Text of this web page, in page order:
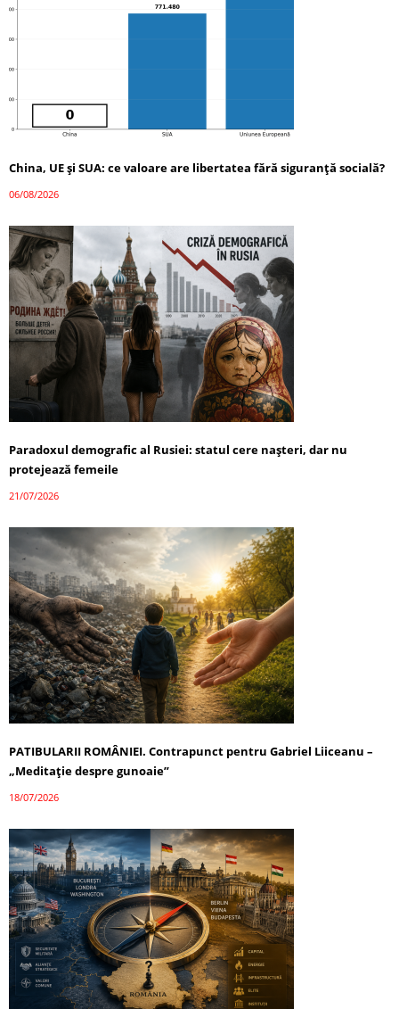
China, UE și SUA: ce valoare are libertatea fără siguranță socială?
06/08/2026
Paradoxul demografic al Rusiei: statul cere nașteri, dar nu
protejează femeile
21/07/2026
PATIBULARII ROMÂNIEI. Contrapunct pentru Gabriel Liiceanu –
„Meditație despre gunoaie”
18/07/2026